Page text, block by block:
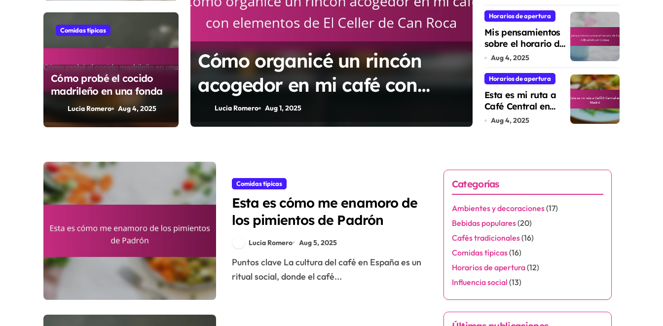
Comidas típicas
Cómo probé el cocido
madrileño en una fonda
Lucia Romero Aug 4, 2025
a Café Central
Cómo organicé un rincón
acogedor en mi café con
elementos de El Celler de Can
Roca
Lucia Romero Aug 1, 2025
Esta es cómo me
los pimientos de
Lucia Romero Aug 5, 2025
Horarios de apertura
Mis pensamientos
sobre el horario de
Café A Brasileira en
Lisboa
Aug 4, 2025
Horarios de apertura
Esta es mi ruta a
Café Central en
Madrid
Aug 4, 2025
Comidas típicas
Esta es cómo me enamoro de
los pimientos de Padrón
Lucia Romero Aug 5, 2025
Puntos clave La cultura del café en España es un
ritual social, donde el café...
Categorías
Ambientes y decoraciones(17)
Bebidas populares(20)
Cafés tradicionales(16)
Comidas típicas(16)
Horarios de apertura(12)
Influencia social (13)